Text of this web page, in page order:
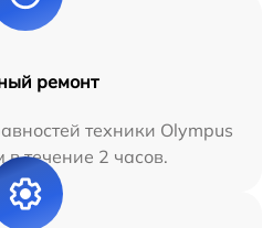
ремонт
техники Olympus
течение 2 часов.